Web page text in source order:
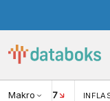
Makro
USD/IDR 17